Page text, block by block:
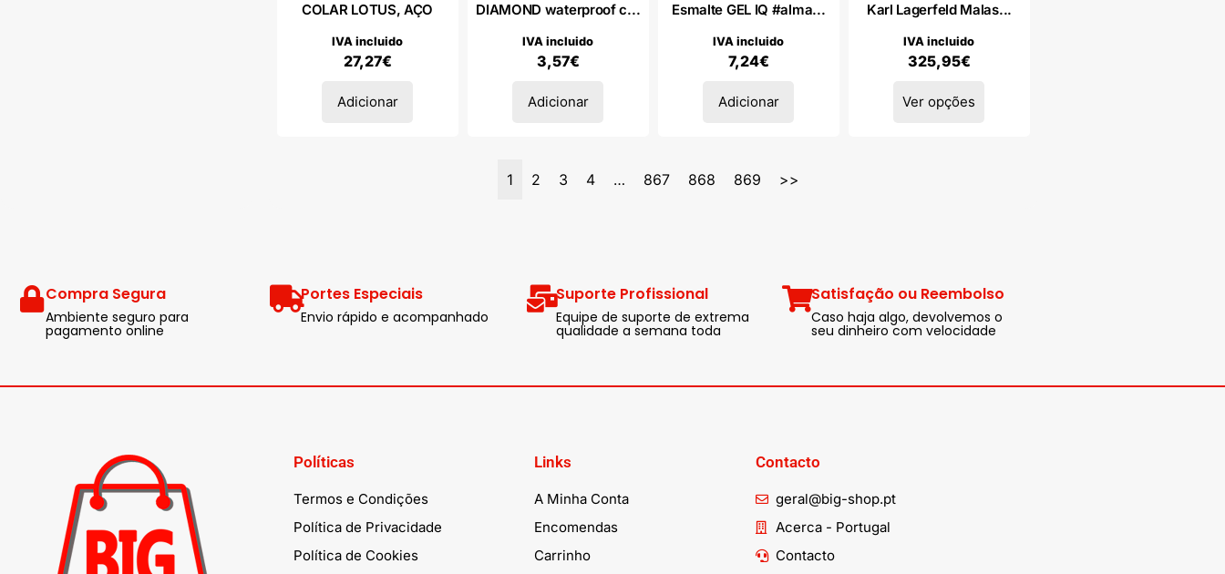
COLAR LOTUS, AÇO
27,27€
IVA incluido
Adicionar
DIAMOND waterproof c...
3,57€
IVA incluido
Adicionar
Esmalte GEL IQ #alma...
7,24€
IVA incluido
Adicionar
Karl Lagerfeld Malas...
325,95€
IVA incluido
Ver opções
1 2 3 4 … 867 868 869 >>
Compra Segura
Ambiente seguro para
pagamento online
Portes Especiais
Envio rápido e acompanhado
Suporte Profissional
Equipe de suporte de extrema
qualidade a semana toda
Satisfação ou Reembolso
Caso haja algo, devolvemos o
seu dinheiro com velocidade
Políticas
Termos e Condições
Política de Privacidade
Política de Cookies
Links
A Minha Conta
Encomendas
Carrinho
Contacto
geral@big-shop.pt
Acerca - Portugal
Contacto